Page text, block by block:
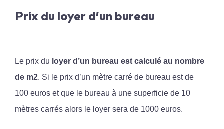
Prix du loyer d’un bureau
Le prix du loyer d’un bureau est calculé au nombre
de m2. Si le prix d’un mètre carré de bureau est de
100 euros et que le bureau à une superficie de 10
mètres carrés alors le loyer sera de 1000 euros.